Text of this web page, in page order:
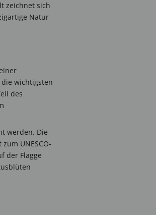
zeichnet sich
Natur
wichtigsten
des
werden. Die
UNESCO-
der Flagge